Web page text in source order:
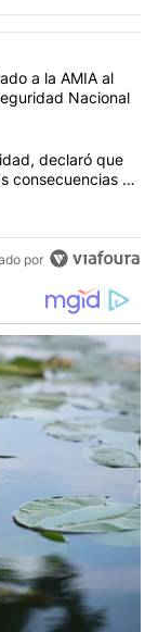
en los
al ideólogo
a la AMIA al
Nacional
el juez del
declaró que
consecuencias de
por